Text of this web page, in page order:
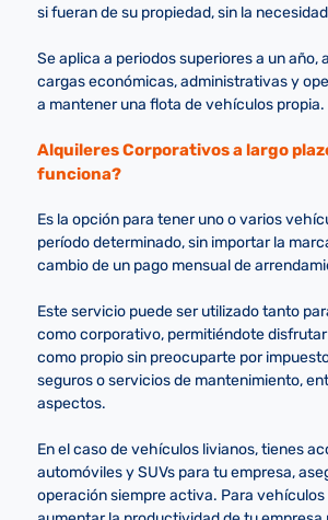
si fueran de su propiedad, sin la
Se aplica a periodos superiores a un año,
cargas económicas, administrativas y
a mantener una flota de vehículos propia.
Alquileres Corporativos a largo
funciona?
Es la opción para tener uno o varios
período determinado, sin importar la
cambio de un pago mensual de
Este servicio puede ser utilizado tanto
como corporativo, permitiéndote
como propio sin preocuparte por
seguros o servicios de mantenimiento,
aspectos.
En el caso de vehículos livianos, tienes
automóviles y SUVs para tu empresa,
operación siempre activa. Para